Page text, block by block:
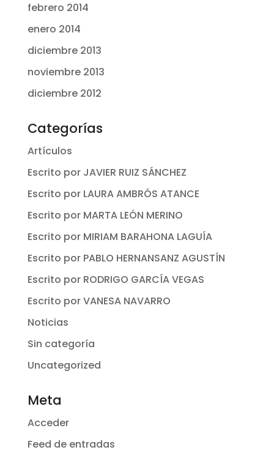
febrero 2014
enero 2014
diciembre 2013
noviembre 2013
diciembre 2012
Categorías
Artículos
Escrito por JAVIER RUIZ SÁNCHEZ
Escrito por LAURA AMBRÓS ATANCE
Escrito por MARTA LEÓN MERINO
Escrito por MIRIAM BARAHONA LAGUÍA
Escrito por PABLO HERNANSANZ AGUSTÍN
Escrito por RODRIGO GARCÍA VEGAS
Escrito por VANESA NAVARRO
Noticias
Sin categoría
Uncategorized
Meta
Acceder
Feed de entradas